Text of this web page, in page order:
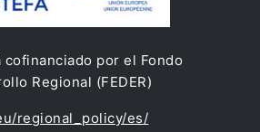
por el Fondo
Regional (FEDER)
regional_policy/es/